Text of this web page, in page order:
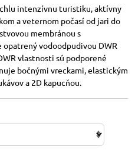
intenzívnu turistiku, aktívny
a veternom počasí od jari do
membránou s
opatrený vodoodpudivou DWR
vlastnosti sú podporené
bočnými vreckami, elastickým
a 2D kapucňou.